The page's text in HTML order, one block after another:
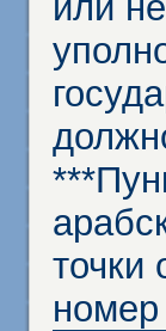
точки
номер